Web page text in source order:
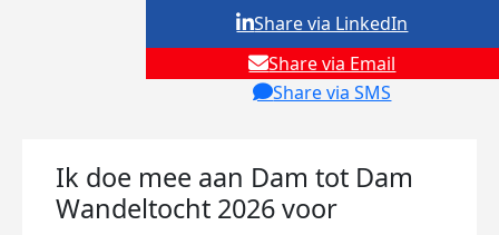
Share via Email
Share via SMS
Share via LinkedIn
Ik doe mee aan Dam tot Dam
Wandeltocht 2026 voor